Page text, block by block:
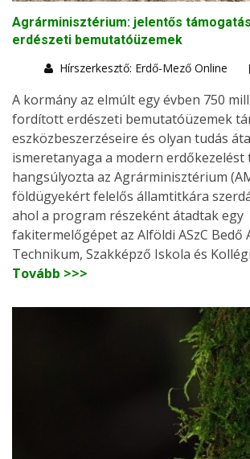
Agrárminisztérium: jelentős
erdészeti bemutatóüzemek
Hírszerkesztő: Erdő-Mező Online
A kormány az elmúlt egy évben 750
fordított erdészeti bemutatóüzemek
eszközbeszerzéseire és olyan tudás
ismeretanyaga a modern erdőkezelést
hangsúlyozta az Agrárminisztérium
földügyekért felelős államtitkára
ahol a program részeként átadtak egy
fakitermelőgépet az Alföldi ASzC Bedő
Technikum, Szakképző Iskola és
Tovább >>>